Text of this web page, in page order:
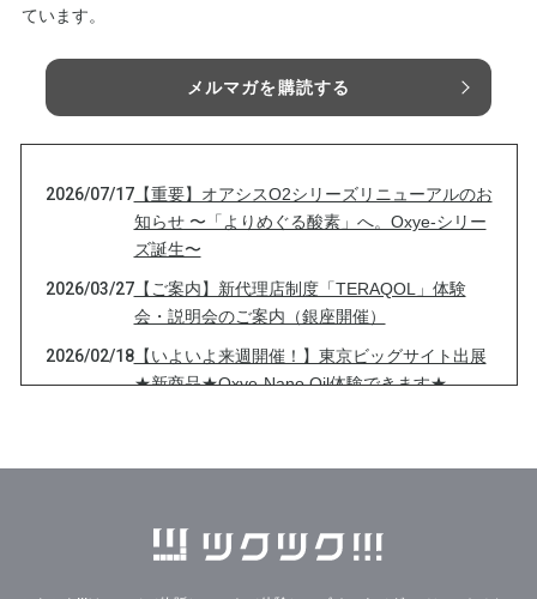
ています。
メルマガを購読する
2026/07/17【重要】オアシスO2シリーズリニューアルのお
知らせ 〜「よりめぐる酸素」へ。Oxye-シリー
ズ誕生〜
2026/03/27【ご案内】新代理店制度「TERAQOL」体験
会・説明会のご案内（銀座開催）
2026/02/18【いよいよ来週開催！】東京ビッグサイト出展
★新商品★Oxye-Nano Oil体験できます★
【東京ビッグサイト出展決定！】12/16〜18開